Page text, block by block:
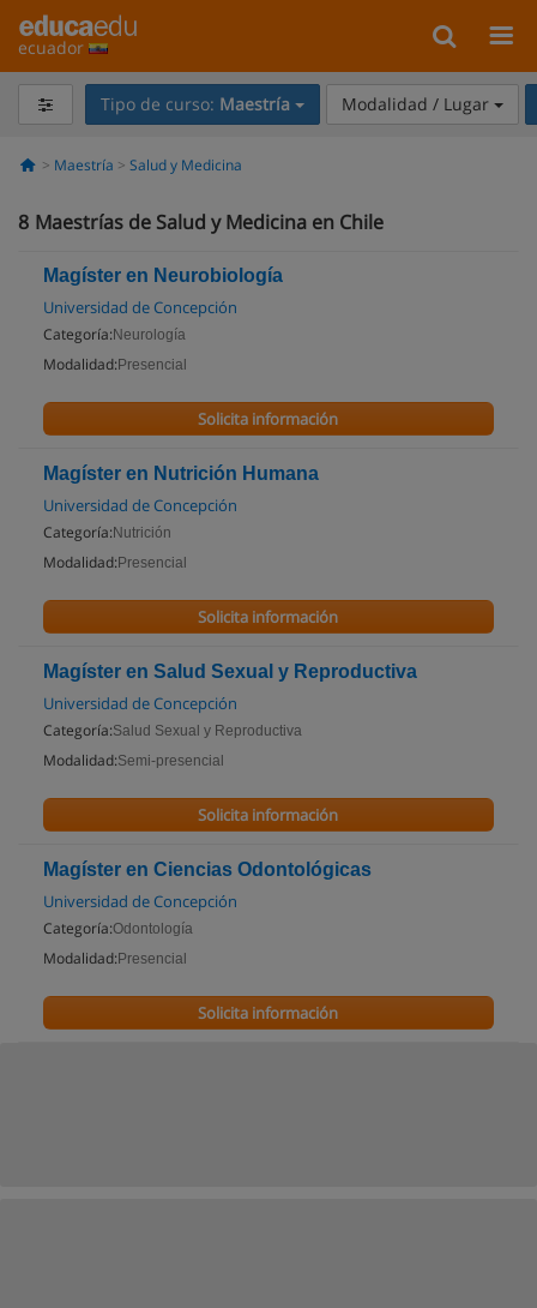
ecuador
Tipo de curso: Maestría Modalidad / Lugar
Maestría Salud y Medicina
8 Maestrías de Salud y Medicina en Chile
Magíster en Neurobiología
Universidad de Concepción
Categoría: Neurología
Modalidad: Presencial
Solicita información
Magíster en Nutrición Humana
Universidad de Concepción
Categoría: Nutrición
Modalidad: Presencial
Solicita información
Magíster en Salud Sexual y Reproductiva
Universidad de Concepción
Categoría:Salud Sexual y Reproductiva
Modalidad:Semi-presencial
Solicita información
Magíster en Ciencias Odontológicas
Universidad de Concepción
Categoría:Odontología
Modalidad: Presencial
Solicita información